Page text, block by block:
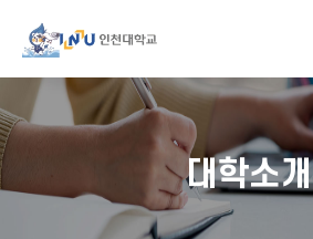
대학소개